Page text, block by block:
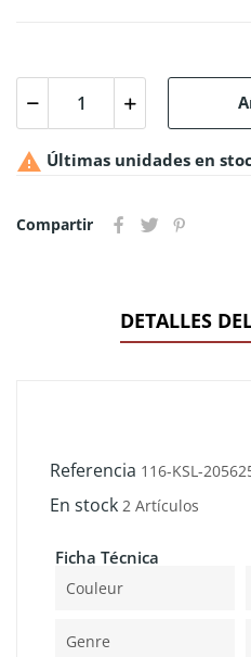
 Últimas unidades en
Compartir
DETALLES
Referencia 116-KSL-
En stock 2 Artículos
Ficha Técnica
Couleur
Genre